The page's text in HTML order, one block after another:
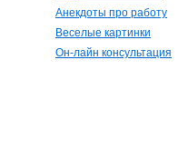
Анекдоты про работу
Веселые картинки
Он-лайн консультация